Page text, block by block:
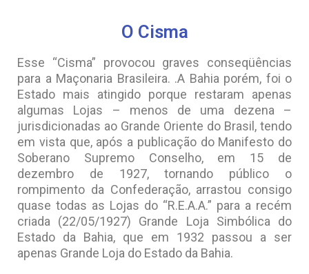
O Cisma
Esse “Cisma” provocou graves conseqüências
para a Maçonaria Brasileira. .A Bahia porém, foi o
Estado mais atingido porque restaram apenas
algumas Lojas – menos de uma dezena –
jurisdicionadas ao Grande Oriente do Brasil, tendo
em vista que, após a publicação do Manifesto do
Soberano Supremo Conselho, em 15 de
dezembro de 1927, tornando público o
rompimento da Confederação, arrastou consigo
quase todas as Lojas do “R.E.A.A.” para a recém
criada (22/05/1927) Grande Loja Simbólica do
Estado da Bahia, que em 1932 passou a ser
apenas Grande Loja do Estado da Bahia.